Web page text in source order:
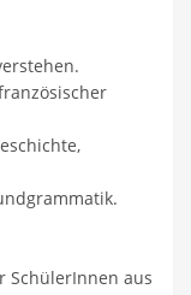
SchülerInnen aus